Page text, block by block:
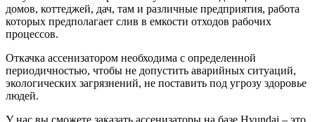
домов, коттеджей, дач, там и различные предприятия, работа
которых предполагает слив в емкости отходов рабочих
процессов.
Откачка ассенизатором необходима с определенной
периодичностью, чтобы не допустить аварийных ситуаций,
экологических загрязнений, не поставить под угрозу здоровье
людей.